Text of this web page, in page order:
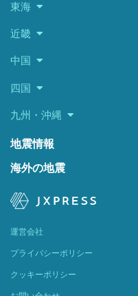
東海
近畿
中国
四国
九州・沖縄
地震情報
海外の地震
運営会社
プライバシーポリシー
クッキーポリシー